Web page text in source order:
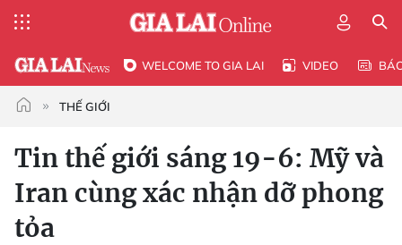
WELCOME TO GIA LAI VIDEO
THẾ GIỚI
Tin thế giới sáng 19-6: Mỹ và
Iran cùng xác nhận dỡ phong
tỏa